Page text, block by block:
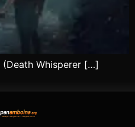
(Death Whisperer […]